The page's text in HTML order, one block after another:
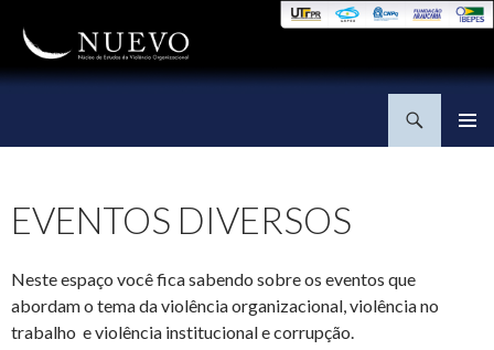
EVENTOS DIVERSOS
Neste espaço você fica sabendo sobre os eventos que
abordam o tema da violência organizacional, violência no
trabalho e violência institucional e corrupção.